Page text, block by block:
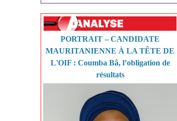
PORTRAIT – CANDIDATE
MAURITANIENNE À LA TÊTE DE
L'OIF : Coumba Bâ, l’obligation de
résultats